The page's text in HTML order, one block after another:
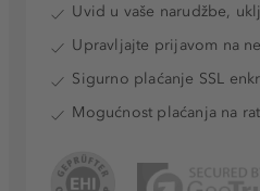
Uvid u vaše narudžbe,
Upravljajte prijavom na
Sigurno plaćanje SSL
Mogućnost plaćanja na